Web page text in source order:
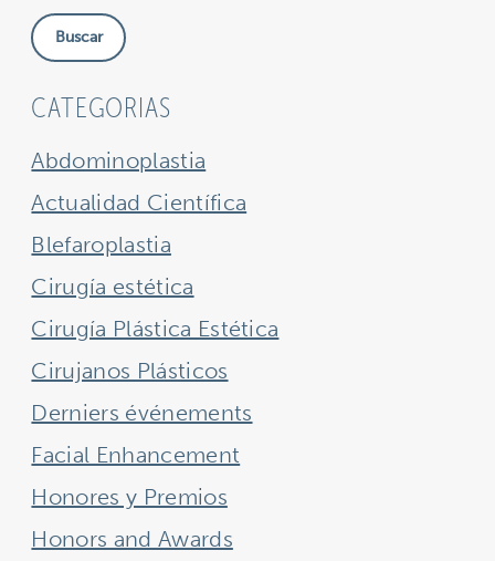
nuestra
sitioBuscar
CATEGORIAS
Abdominoplastia
Actualidad Científica
Blefaroplastia
Cirugía estética
Cirugía Plástica Estética
Cirujanos Plásticos
Derniers événements
Facial Enhancement
Honores y Premios
Honors and Awards